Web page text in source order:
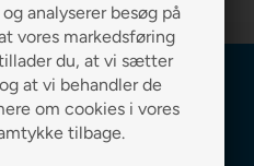
analyserer besøg på
vores markedsføring
du, at vi sætter
at vi behandler de
om cookies i vores
tilbage.